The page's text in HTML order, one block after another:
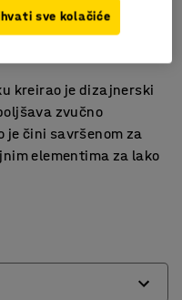
kreirao je dizajnerski
zvučno
čini savršenom za
elementima za lako
sve kolačiće